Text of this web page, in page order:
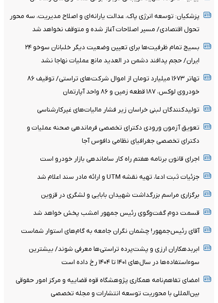
پزشکیان: توسعه انرژی پاک، عدالت یارانه‌ای و اصلاح مدیریت، سه محور
تحول اقتصادی/ مسیر اصلاحات آغاز شده و متوقف نخواهد شد
بسیج تمام ظرفیت‌ها برای تعیین وضعیت دیگر خلبانان سوخو ۲۴
ایران/ حجم پدافند دشمن در العدید مانع عملیات نهاجا نشد
تهاتر ۱۶۷۳ میلیارد تومان از اموال شرکت‌های تراستی/ توقیف ۸۶
خودروی لوکس، ۱۸۷ قطعه زمین و ۸۶ واحد آپارتمان
تولیدکنندگان لبنی خراسان زیر فشار مالیات‌های غیرکارشناسی
تعویق آزمون ورودی دکترای تخصصی فرماندهی صحنه عملیات و
دکترای تخصصی جغرافیای نظامی دافوس آجا
اجرای قانون برنامه هفتم راه کار ساماندهی بازار خودرو است
جزئیات ثبت ادعا، تهیه نقشه UTM و ارائه مادر سند اعلام شد
برگزاری مراسم بزرگداشت شهیدان بابایی و لشگری در قزوین
قسمت دوم گفت‌وگوی رئیس جمهور امشب پخش خواهد شد
آقای رئیس‌جمهور! چشمان نگران جامعه به گام‌های استوار شماست
ابربدهکاران ارزی و پشت‌پرده تراستی‌ها معرفی شوند/ بیشترین
سوءاستفاده‌ها در سال‌های ۱۴۰۱ تا ۱۴۰۴ رخ داده است
امضای تفاهم‌نامه همکاری پژوهشگاه قوه قضاییه و مرکز امور حقوقی
بین‌المللی با محوریت توسعه انتشارات و مجله تخصصی